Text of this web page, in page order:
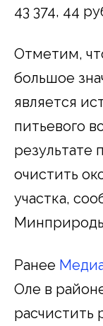
43 374, 44
Отметим,
большое
является
питьевого
результате
очистить
участка,
Ранее
Оле в
расчистить